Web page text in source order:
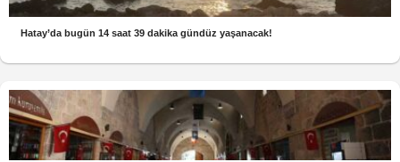
Hatay’da bugün 14 saat 39 dakika gündüz yaşanacak!